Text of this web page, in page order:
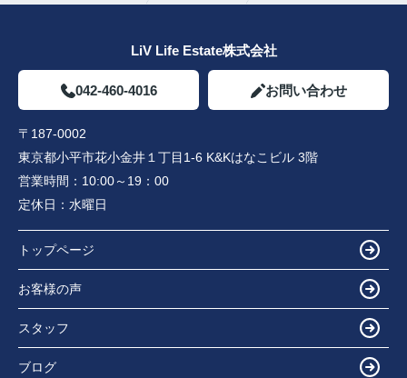
LiV Life Estate株式会社
042-460-4016 お問い合わせ
〒187-0002
東京都小平市花小金井１丁目1-6 K&Kはなこビル 3階
営業時間： 10:00～19：00
定休日： 水曜日
トップページ
お客様の声
スタッフ
ブログ